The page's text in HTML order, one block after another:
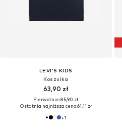
LEVI'S KIDS
Koszulka
63,90 zł
Pierwotnie: 85,90 zł
Ostatnia najniższa cena:61,11 zł
+1